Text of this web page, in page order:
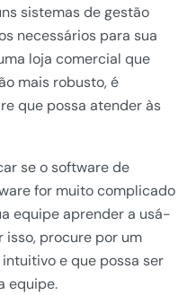
sistemas de gestão
necessários para sua
loja comercial que
mais robusto, é
que possa atender às
se o software de
for muito complicado
equipe aprender a usá-
isso, procure por um
e que possa ser
equipe.